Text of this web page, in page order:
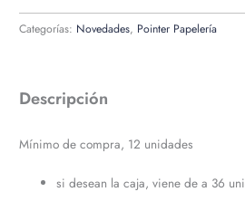
Categorías: Novedades, Pointer Papelería
Descripción
Mínimo de compra, 12 unidades
si desean la caja, viene de a 36